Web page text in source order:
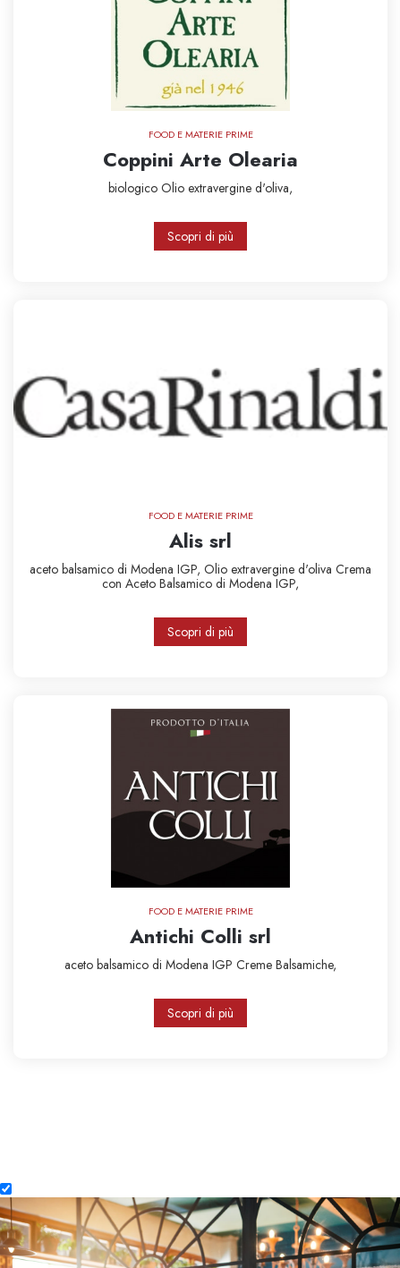
FOOD E MATERIE PRIME
Coppini Arte Olearia
biologico Olio extravergine d'oliva,
Scopri di più
FOOD E MATERIE PRIME
Alis srl
aceto balsamico di Modena IGP, Olio extravergine d'oliva Crema
con Aceto Balsamico di Modena IGP,
Scopri di più
FOOD E MATERIE PRIME
Antichi Colli srl
aceto balsamico di Modena IGP Creme Balsamiche,
Scopri di più